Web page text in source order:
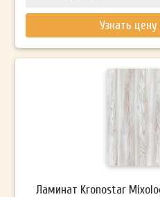
Узнать цену
Ламинат Kronostar